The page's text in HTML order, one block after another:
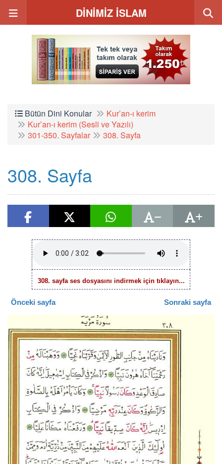
DİNİMİZ İSLAM
Bütün Dini Konular
Kur’an-ı kerim
Kur’an-ı kerim (Sesli ve Yazılı)
301-350. Sayfalar
308. Sayfa
308. Sayfa
308. sayfa ses dosyasını indirmek için tıklayın...
Önceki sayfa Sonraki sayfa